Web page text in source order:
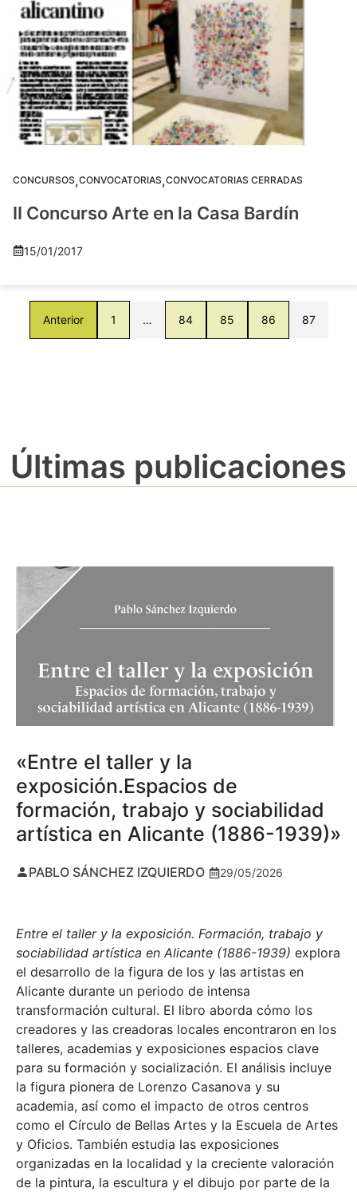
CONCURSOS,CONVOCATORIAS,CONVOCATORIAS CERRADAS
II Concurso Arte en la Casa Bardín
15/01/2017
Anterior 1 … 84 85 86 87
Últimas publicaciones
«Entre el taller y la
exposición.Espacios de
formación, trabajo y sociabilidad
artística en Alicante (1886-1939)»
PABLO SÁNCHEZ IZQUIERDO 29/05/2026
Entre el taller y la exposición. Formación, trabajo y
sociabilidad artística en Alicante (1886-1939) explora
el desarrollo de la figura de los y las artistas en
Alicante durante un periodo de intensa
transformación cultural. El libro aborda cómo los
creadores y las creadoras locales encontraron en los
talleres, academias y exposiciones espacios clave
para su formación y socialización. El análisis incluye
la figura pionera de Lorenzo Casanova y su
academia, así como el impacto de otros centros
como el Círculo de Bellas Artes y la Escuela de Artes
y Oficios. También estudia las exposiciones
organizadas en la localidad y la creciente valoración
de la pintura, la escultura y el dibujo por parte de la